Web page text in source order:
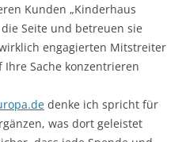
Kunden „Kinderhaus
Seite und betreuen sie
engagierten Mitstreiter
Sache konzentrieren
denke ich spricht für
was dort geleistet